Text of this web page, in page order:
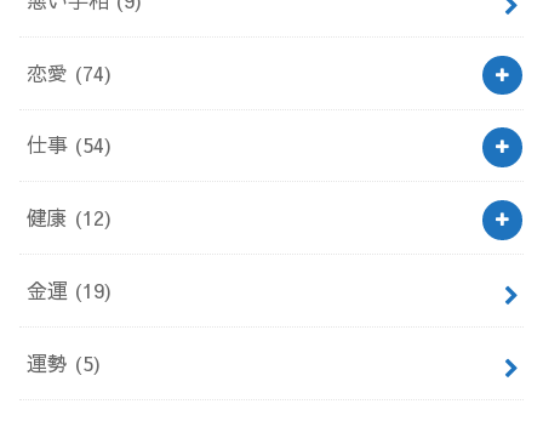
恋愛 (74)
仕事 (54)
健康 (12)
金運 (19)
運勢 (5)